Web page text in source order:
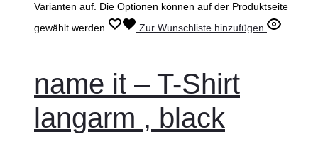
Varianten auf. Die Optionen können auf der Produktseite
gewählt werden
Zur Wunschliste hinzufügen
name it – T-Shirt
langarm , black